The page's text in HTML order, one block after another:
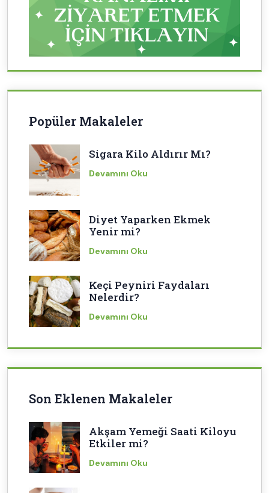
Popüler Makaleler
Sigara Kilo Aldırır Mı?
Devamını Oku
Diyet Yaparken Ekmek
Yenir mi?
Devamını Oku
Keçi Peyniri Faydaları
Nelerdir?
Devamını Oku
Son Eklenen Makaleler
Akşam Yemeği Saati Kiloyu
Etkiler mi?
Devamını Oku